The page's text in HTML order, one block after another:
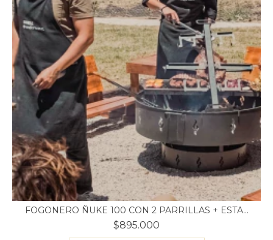
FOGONERO ÑUKE 100 CON 2 PARRILLAS + ESTA...
$895.000